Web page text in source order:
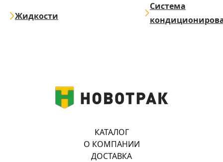
Жидкости
Система
КАТАЛОГ
О КОМПАНИИ
ДОСТАВКА